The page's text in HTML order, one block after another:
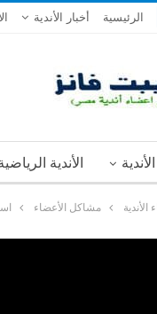
الرئيسية أخبار الأندية
الأندية
الأندية مشاكل الأعضاء